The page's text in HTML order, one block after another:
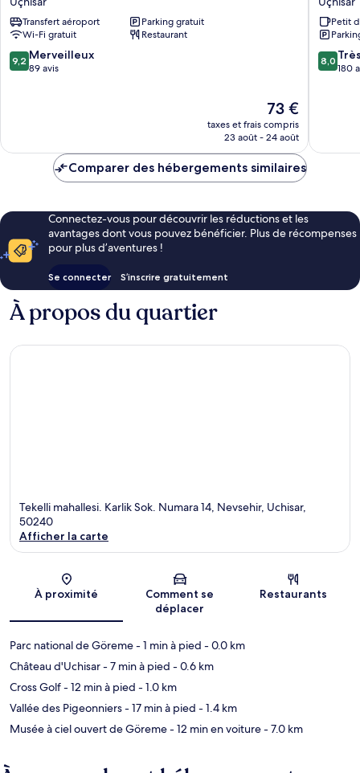
Uçhisar
Transfert aéroport
Parking gratuit
Wi-Fi gratuit
Restaurant
9.2
sur
9,2 Merveilleux
89 avis
Le
nouveau
prix
de
73 €
taxes et frais compris
23 août - 24 août
Hotel
Uçhisar
Petit
8.0
sur
8,0
180
Comparer des hébergements similaires
Connectez-vous pour découvrir les réductions et les
avantages dont vous pouvez bénéficier. Plus de récompenses
pour plus d’aventures !
Se connecter S’inscrire gratuitement
À propos du quartier
Tekelli mahallesi. Karlik Sok. Numara 14, Nevsehir, Uchisar,
50240
Afficher la carte
À proximité
Comment se
déplacer
Restaurants
Parc national de Göreme- 1 min à pied - 0.0 km
Château d'Uchisar- 7 min à pied - 0.6 km
Cross Golf- 12 min à pied - 1.0 km
Vallée des Pigeonniers- 17 min à pied - 1.4 km
Musée à ciel ouvert de Göreme- 12 min en voiture- 7.0 km